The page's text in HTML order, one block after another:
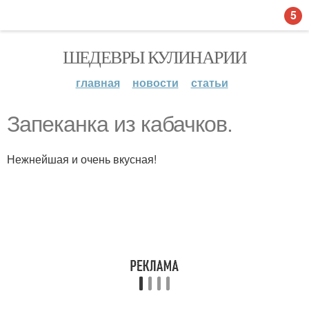
ШЕДЕВРЫ КУЛИНАРИИ
главная новости статьи
Запеканка из кабачков.
Нежнейшая и очень вкусная!
5